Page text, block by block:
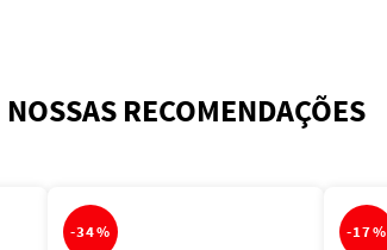
NOSSAS RECOMENDAÇÕES
-34% -17%